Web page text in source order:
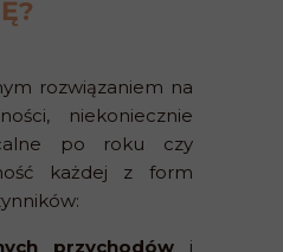
rozwiązaniem na
niekoniecznie
po roku czy
każdej z form
przychodów i